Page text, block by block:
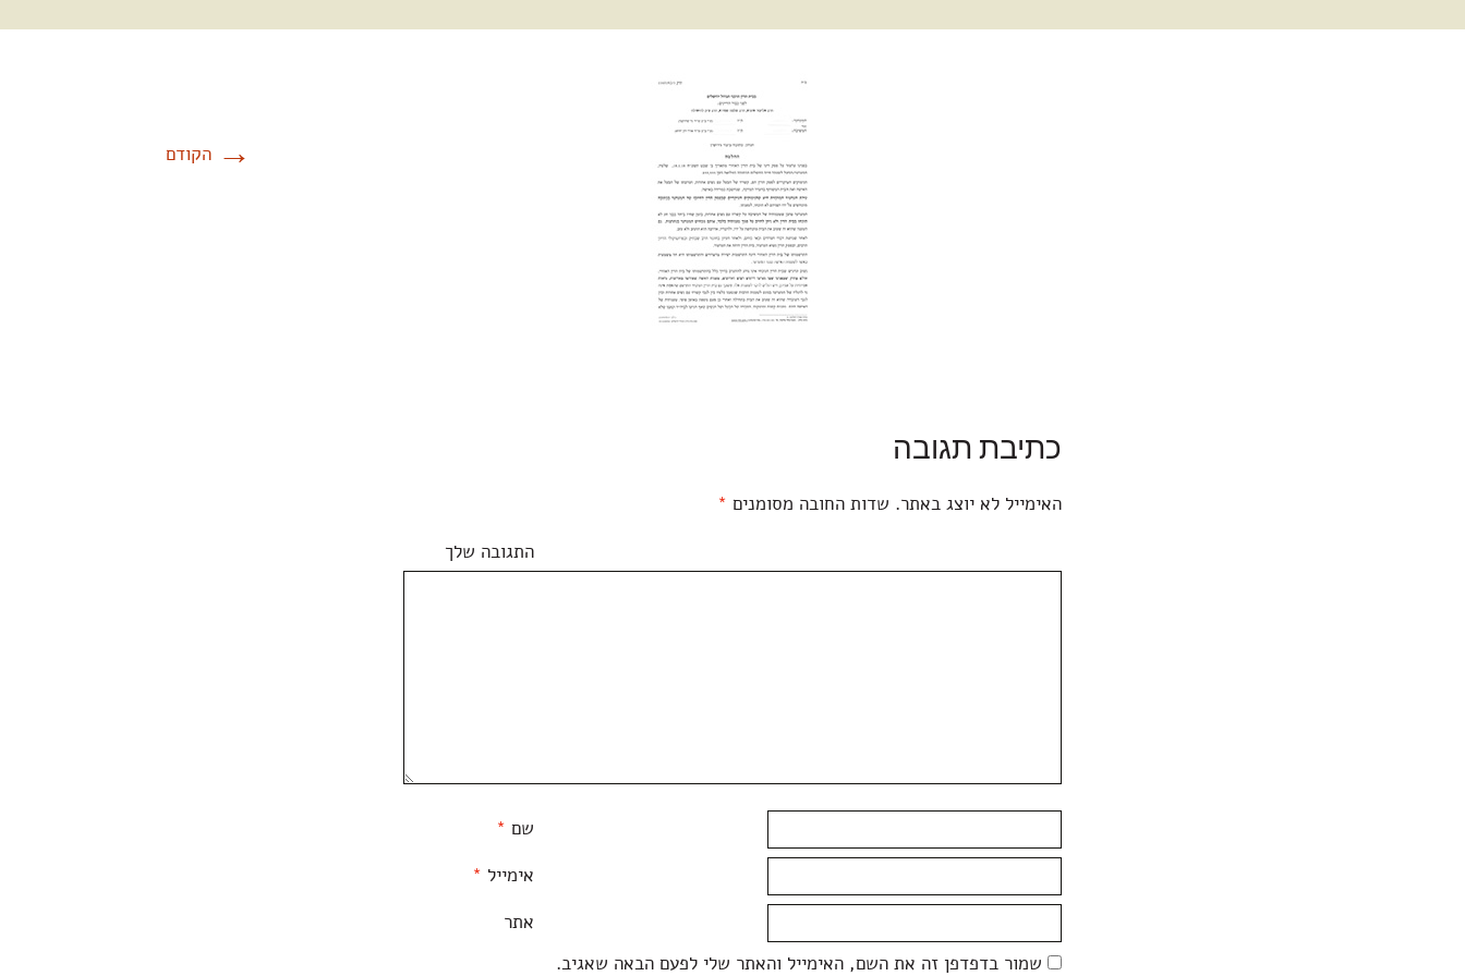
→ הקודם
כתיבת תגובה
האימייל לא יוצג באתר. שדות החובה מסומנים *
התגובה שלך
שם *
אימייל *
אתר
שמור בדפדפן זה את השם, האימייל והאתר שלי לפעם הבאה שאגיב.